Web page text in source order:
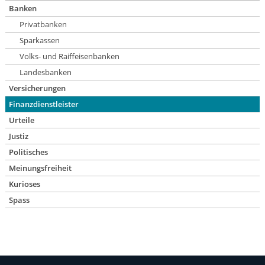
Banken
Privatbanken
Sparkassen
Volks- und Raiffeisenbanken
Landesbanken
Versicherungen
Finanzdienstleister
Urteile
Justiz
Politisches
Meinungsfreiheit
Kurioses
Spass